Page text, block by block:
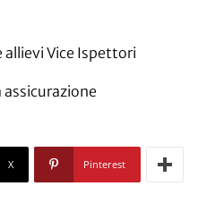
allievi Vice Ispettori
X Pinterest